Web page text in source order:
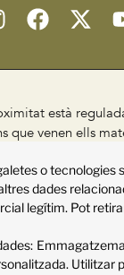
està
que venen ells
Declaració
o tecnologies
dades
legítim. Pot
. Utilitzar